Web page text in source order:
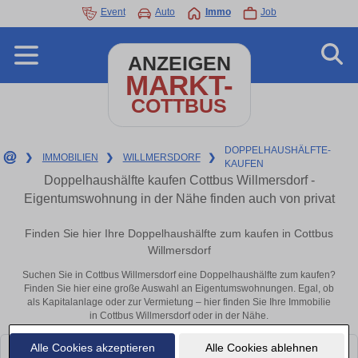
Alle Cookies akzeptieren Alle Cookies ablehnen
Event Auto Immo Job
ANZEIGEN
MARKT-
COTTBUS
❯ IMMOBILIEN ❯ WILLMERSDORF ❯
DOPPELHAUSHÄLFTE-
KAUFEN
Doppelhaushälfte kaufen Cottbus Willmersdorf -
Eigentumswohnung in der Nähe finden auch von privat
Finden Sie hier Ihre Doppelhaushälfte zum kaufen in Cottbus
Willmersdorf
Suchen Sie in Cottbus Willmersdorf eine Doppelhaushälfte zum kaufen?
Finden Sie hier eine große Auswahl an Eigentumswohnungen. Egal, ob
als Kapitalanlage oder zur Vermietung – hier finden Sie Ihre Immobilie
in Cottbus Willmersdorf oder in der Nähe.
Leider konnten wir derzeit keine passenden Objekte finden. Schauen Sie